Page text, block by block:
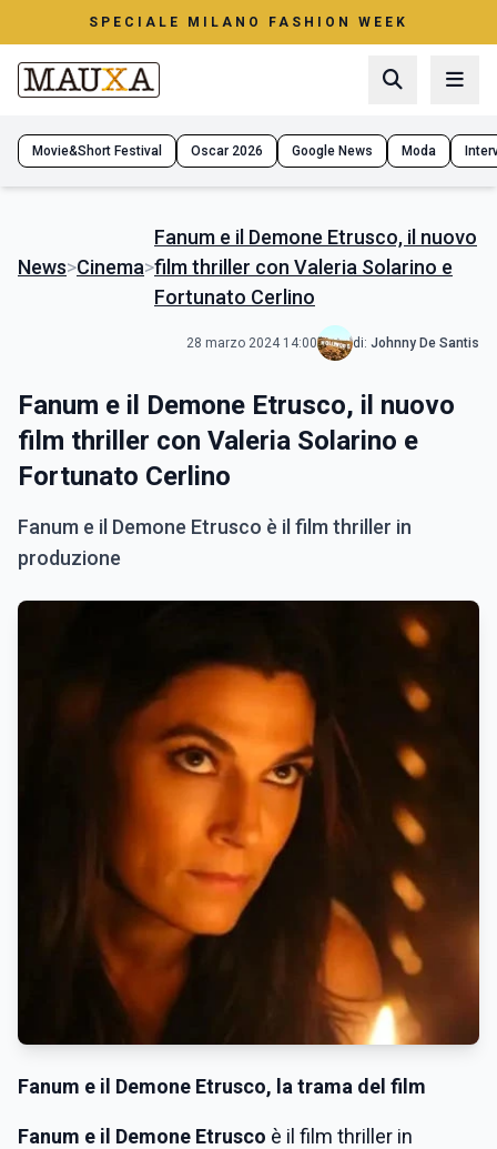
SPECIALE MILANO FASHION WEEK
Movie&Short Festival Oscar 2026 Google News Moda
News>Cinema>
Fanum e il Demone Etrusco, il nuovo
film thriller con Valeria Solarino e
Fortunato Cerlino
28 marzo 2024 14:00 di: Johnny De Santis
Fanum e il Demone Etrusco, il nuovo
film thriller con Valeria Solarino e
Fortunato Cerlino
Fanum e il Demone Etrusco è il film thriller in
produzione
Fanum e il Demone Etrusco, la trama del film
Fanum e il Demone Etrusco è il film thriller in